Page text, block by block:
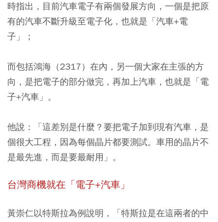
時指出，目前汽車電子有兩個發展方向，一個是把原
有的汽車不斷升級至電子化，也就是「汽車+電
子」；
而包括鴻海（2317）在內，另一個大家在主張的方
向，是把電子的部分做完，再加上汽車，也就是「電
子+汽車」。
他說：「這差別是什麼？要把電子加到現有汽車，是
個很大工程，因為每個晶片都要測試。車用的晶片不
是最先進，而是要最耐用」。
台灣商機就在「電子+汽車」
黃崇仁以特斯拉為例說明，「特斯拉是在這兩者的中